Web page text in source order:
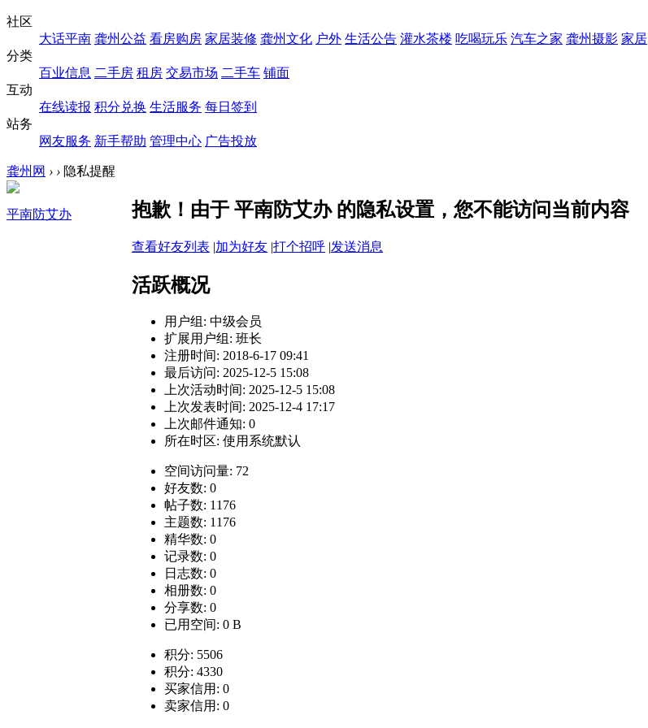
社区
大话平南 龚州公益 看房购房 家居装修 龚州文化 户外 生活公告 灌水茶楼 吃喝玩乐 汽车之家 龚州摄影 家居
分类
百业信息 二手房 租房 交易市场 二手车 铺面
互动
在线读报 积分兑换 生活服务 每日签到
站务
网友服务 新手帮助 管理中心 广告投放
龚州网 › › 隐私提醒
平南防艾办 抱歉！由于 平南防艾办 的隐私设置，您不能访问当前内容
查看好友列表 |加为好友 |打个招呼 |发送消息
活跃概况
用户组: 中级会员
扩展用户组: 班长
注册时间: 2018-6-17 09:41
最后访问: 2025-12-5 15:08
上次活动时间: 2025-12-5 15:08
上次发表时间: 2025-12-4 17:17
上次邮件通知: 0
所在时区: 使用系统默认
空间访问量: 72
好友数: 0
帖子数: 1176
主题数: 1176
精华数: 0
记录数: 0
日志数: 0
相册数: 0
分享数: 0
已用空间: 0 B
积分: 5506
积分: 4330
买家信用: 0
卖家信用: 0